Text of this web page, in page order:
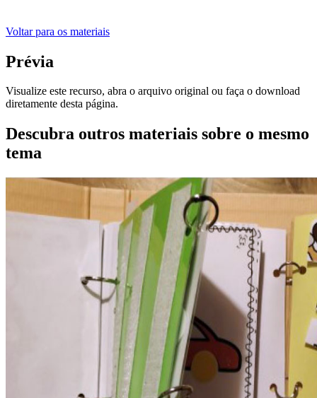
Voltar para os materiais
Prévia
Visualize este recurso, abra o arquivo original ou faça o download
diretamente desta página.
Descubra outros materiais sobre o mesmo
tema